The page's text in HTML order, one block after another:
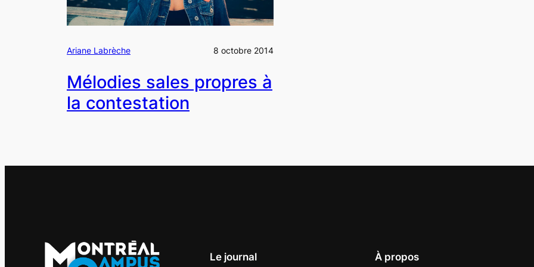
Ariane Labrèche 8 octobre 2014
Mélodies sales propres à
la contestation
Le journal À propos